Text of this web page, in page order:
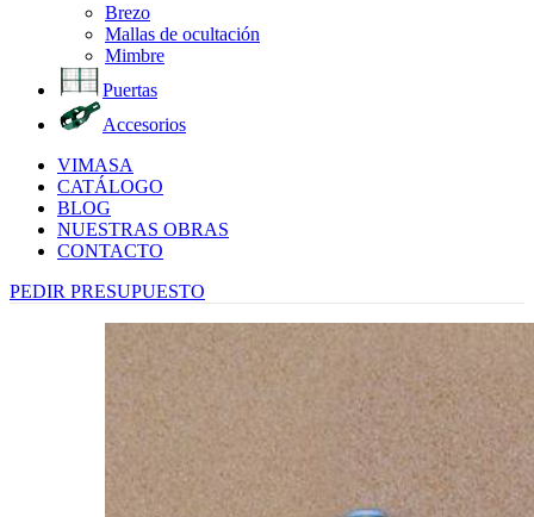
Brezo
Mallas de ocultación
Mimbre
Puertas
Accesorios
VIMASA
CATÁLOGO
BLOG
NUESTRAS OBRAS
CONTACTO
PEDIR PRESUPUESTO